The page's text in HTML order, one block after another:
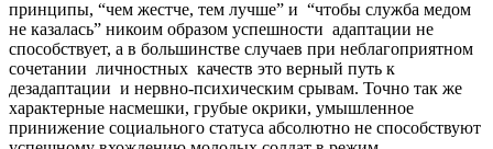
принципы, “чем жестче, тем лучше” и “чтобы служба медом
не казалась” никоим образом успешности адаптации не
способствует, а в большинстве случаев при неблагоприятном
сочетании личностных качеств это верный путь к
дезадаптации и нервно-психическим срывам. Точно так же
характерные насмешки, грубые окрики, умышленное
принижение социального статуса абсолютно не способствуют